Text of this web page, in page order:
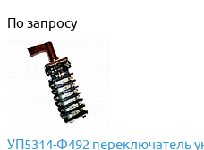
По запросу
УП5314-Ф492 переключатель